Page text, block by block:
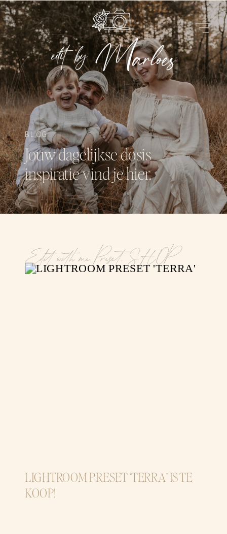
Jouw dagelijkse dosis
inspiratie vind je hier.
BLOG
LIGHTROOM PRESET ‘TERRA’ IS TE
KOOP!
Edit with me,Preset,SHOP